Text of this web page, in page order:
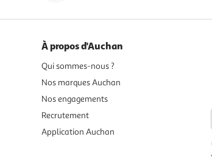
À propos d'Auchan
Qui sommes-nous ?
Nos marques Auchan
Nos engagements
Recrutement
Application Auchan